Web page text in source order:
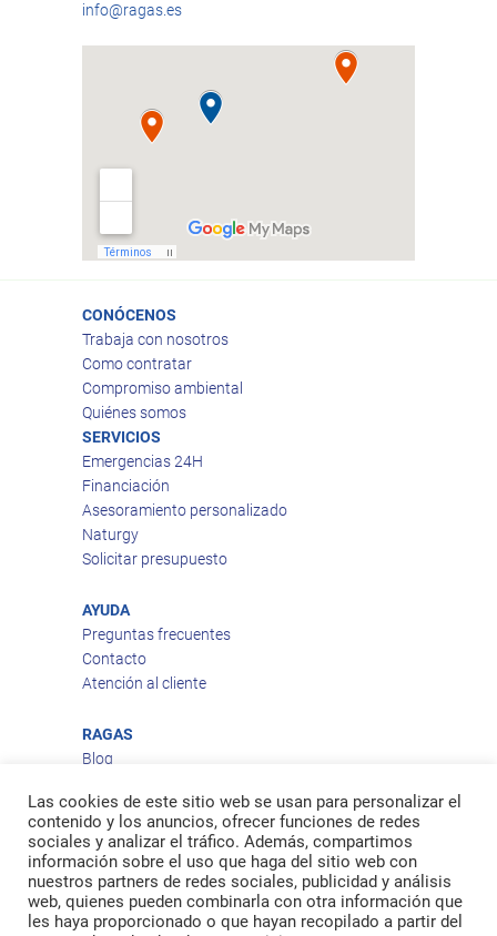
info@ragas.es
CONÓCENOS
Trabaja con nosotros
Como contratar
Compromiso ambiental
Quiénes somos
SERVICIOS
Emergencias 24H
Financiación
Asesoramiento personalizado
Naturgy
Solicitar presupuesto
AYUDA
Preguntas frecuentes
Contacto
Atención al cliente
RAGAS
Blog
Política de privacidad
Política de cookies
Política de envío
Política de devoluciones
Las cookies de este sitio web se usan para personalizar el
contenido y los anuncios, ofrecer funciones de redes
sociales y analizar el tráfico. Además, compartimos
información sobre el uso que haga del sitio web con
nuestros partners de redes sociales, publicidad y análisis
web, quienes pueden combinarla con otra información que
les haya proporcionado o que hayan recopilado a partir del